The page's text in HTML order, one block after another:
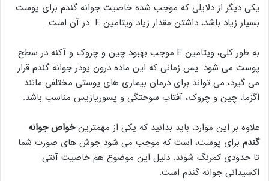
یکی دیگر از دلایلی که موجب شده خاصیت جوانه گندم برای پوست
بسیار زیاد باشد، داشتن مقدار زیاد ویتامین E در آن است.
به طور کلی، ویتامین E موجب بهبود چین و چروک و آکنه در سطح
پوست می شود. پس زمانی که این ماده درون پودر جوانه گندم قرار
می گیرد، می تواند برای درمان بیماری های پوستی مختلفی مانند
اگزما، چین و چروک، آفتاب سوختگی و پسوریازیس مناسب باشد.
علاوه بر این موارد، باید بدانید که یکی از مهمترینخواص جوانه
گندم برای پوست، است که موجب می شود جوش های صورت شما
تا حدودی کمرنگ شوند. دلیل این موضوع هم خاصیت آنتی
اکسیدانی جوانه گندم است.